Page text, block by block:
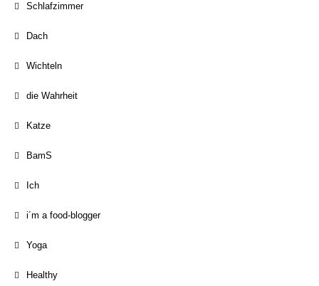
Schlafzimmer
Dach
Wichteln
die Wahrheit
Katze
BamS
Ich
i´m a food-blogger
Yoga
Healthy